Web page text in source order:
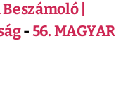
|
-56. MAGYAR